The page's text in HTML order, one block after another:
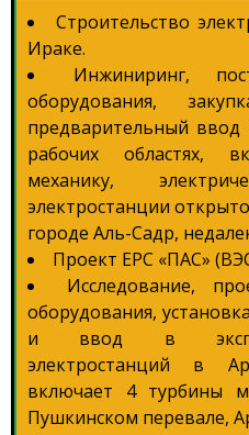
Строительство
Ираке.
Инжиниринг,
оборудования,
предварительный ввод
рабочих областях,
механику,
электростанции
городе Аль-Садр,
Проект EPC «ПАС»
Исследование,
оборудования,
и ввод в
электростанций в
включает 4 турбины
Пушкинском перевале,